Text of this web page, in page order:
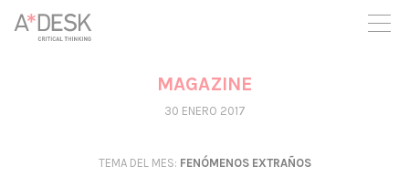
crees también en A*DESK seguimos necesitándote para poder
seguir adelante. Ahora puedes participar del proyecto y
apoyarlo.
MAGAZINE
30 ENERO 2017
TEMA DEL MES: FENÓMENOS EXTRAÑOS